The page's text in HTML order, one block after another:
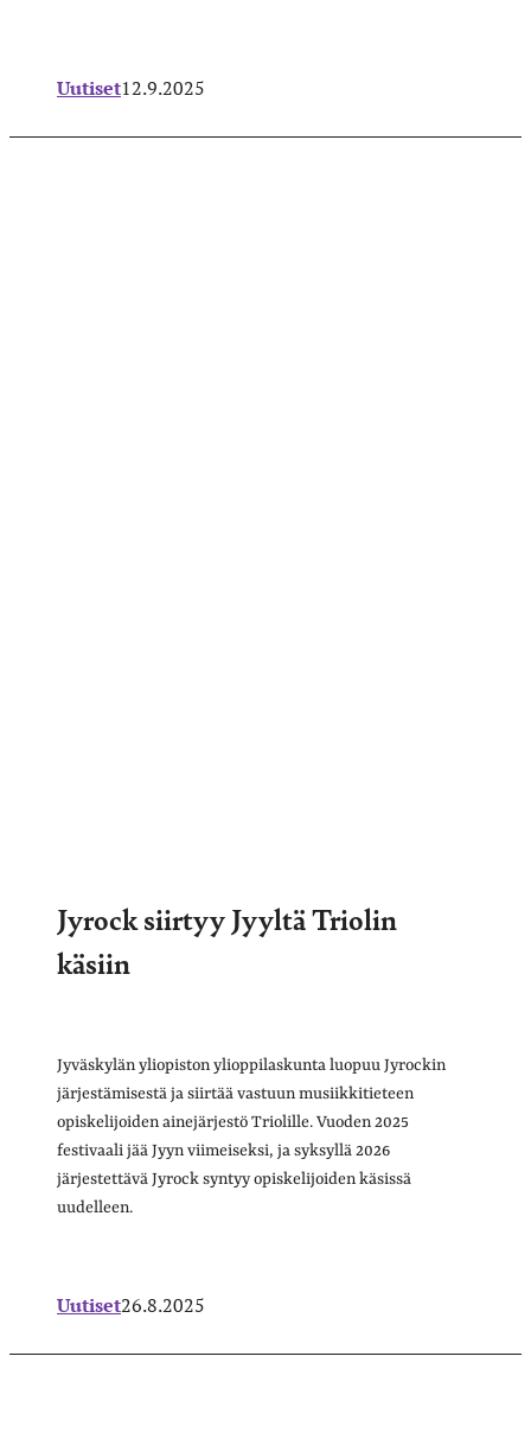
Uutiset12.9.2025
Jyrock siirtyy Jyyltä Triolin
käsiin
Jyväskylän yliopiston ylioppilaskunta luopuu Jyrockin
järjestämisestä ja siirtää vastuun musiikkitieteen
opiskelijoiden ainejärjestö Triolille. Vuoden 2025
festivaali jää Jyyn viimeiseksi, ja syksyllä 2026
järjestettävä Jyrock syntyy opiskelijoiden käsissä
uudelleen.
Uutiset26.8.2025